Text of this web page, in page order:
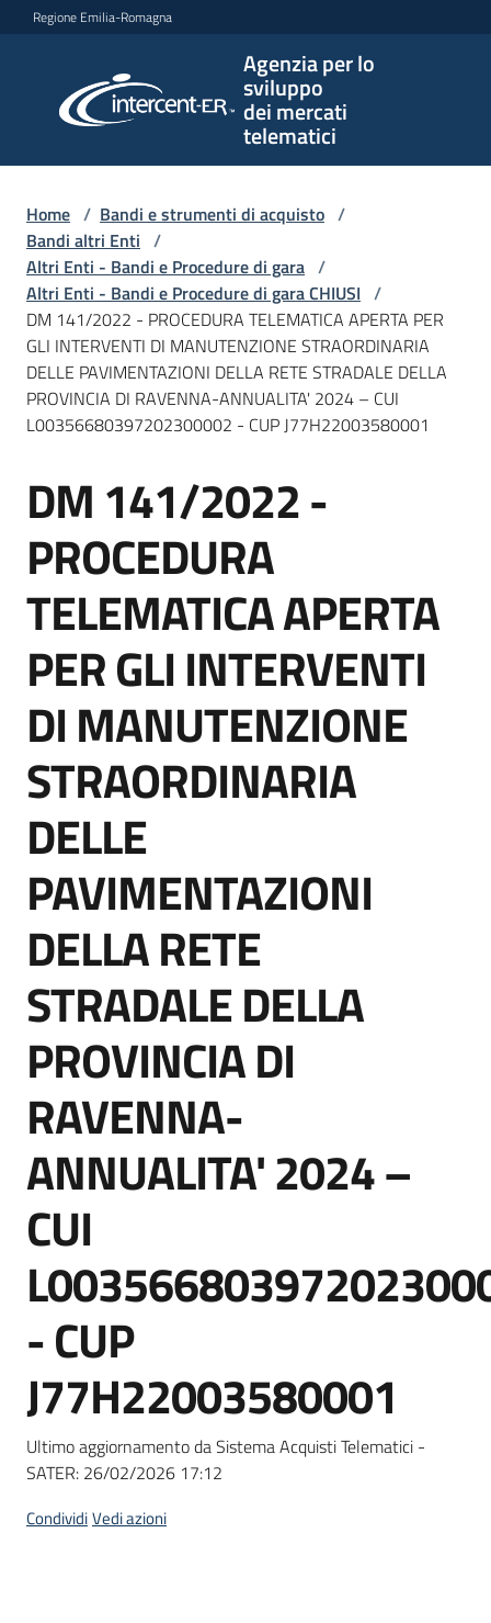
Vai al contenuto
Vai alla navigazione
Vai al footer
Regione Emilia-Romagna
Agenzia per lo
sviluppo
dei mercati
telematici
per lo
sviluppo
telematici
L'Agenzia
Bandi
e
di
acquisto
Supporto
Piattaforme
telematiche
English
site
Seguici
su
Home / Bandi e strumenti di acquisto /
Bandi altri Enti /
Altri Enti - Bandi e Procedure di gara /
Altri Enti - Bandi e Procedure di gara CHIUSI /
DM 141/2022 - PROCEDURA TELEMATICA APERTA PER
GLI INTERVENTI DI MANUTENZIONE STRAORDINARIA
DELLE PAVIMENTAZIONI DELLA RETE STRADALE DELLA
PROVINCIA DI RAVENNA-ANNUALITA' 2024 – CUI
L00356680397202300002 - CUP J77H22003580001
Salta al contenuto
DM 141/2022 -
PROCEDURA
TELEMATICA APERTA
PER GLI INTERVENTI
DI MANUTENZIONE
STRAORDINARIA
DELLE
PAVIMENTAZIONI
DELLA RETE
STRADALE DELLA
PROVINCIA DI
RAVENNA-
ANNUALITA' 2024 –
CUI
- CUP
J77H22003580001
Ultimo aggiornamento da Sistema Acquisti Telematici -
SATER: 26/02/2026 17:12
CondividiVedi azioni